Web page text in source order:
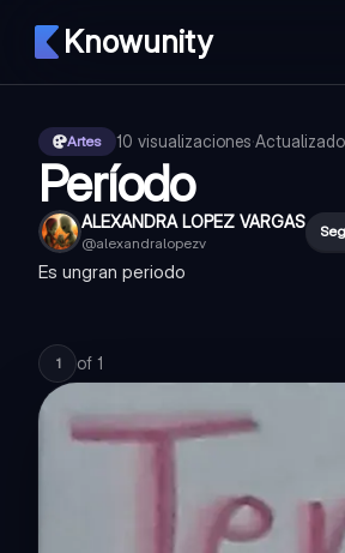
Knowunity
Artes 10 visualizaciones·Actualizado
Período
ALEXANDRA LOPEZ VARGAS
@alexandralopezv
Es ungran periodo
1 of 1